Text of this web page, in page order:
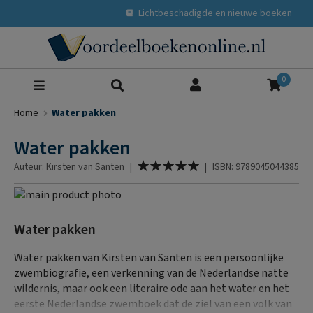
Lichtbeschadigde en nieuwe boeken
0
Home Water pakken
Water pakken
Auteur: Kirsten van Santen | Waardering:
% of
| ISBN: 9789045044385
Ga
het
van
de
afbeeldingen-
gallerij
naar
begin
van
de
afbeeldingen-
Water pakken
Water pakken van Kirsten van Santen is een persoonlijke
zwembiografie, een verkenning van de Nederlandse natte
wildernis, maar ook een literaire ode aan het water en het
eerste Nederlandse zwemboek dat de ziel van een volk van